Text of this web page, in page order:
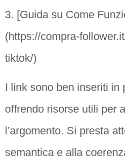
3. [Guida su Come
(https://compra-
tiktok/)
I link sono ben inseriti in
offrendo risorse utili per
l’argomento. Si presta
semantica e alla